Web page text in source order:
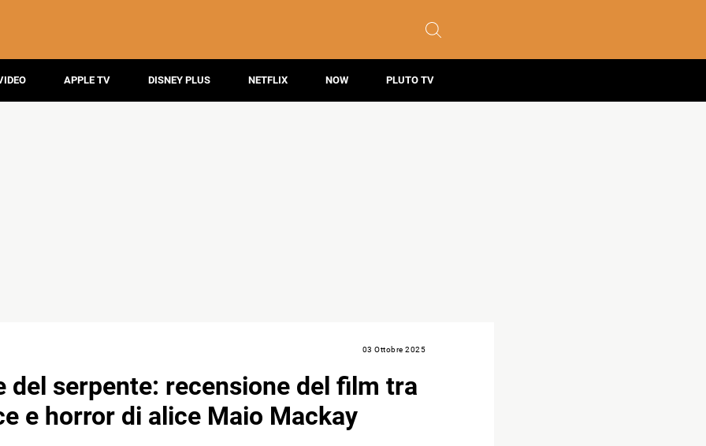
APPLE TV DISNEY PLUS NETFLIX NOW PLUTO TV
03 Ottobre 2025
del serpente: recensione del film tra
e horror di alice Maio Mackay